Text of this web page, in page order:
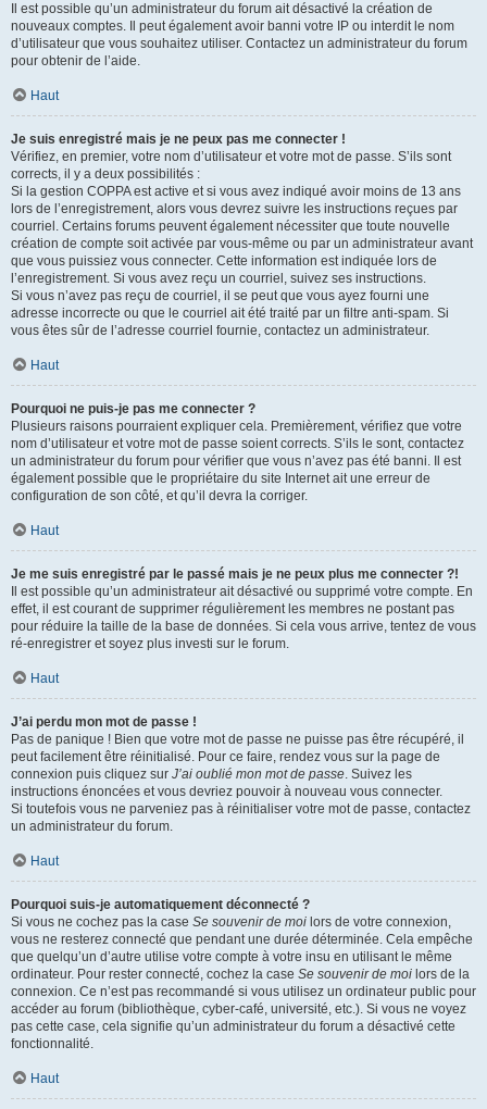
Il est possible qu’un administrateur du forum ait désactivé la création de
nouveaux comptes. Il peut également avoir banni votre IP ou interdit le nom
d’utilisateur que vous souhaitez utiliser. Contactez un administrateur du forum
pour obtenir de l’aide.
Haut
Je suis enregistré mais je ne peux pas me connecter !
Vérifiez, en premier, votre nom d’utilisateur et votre mot de passe. S’ils sont
corrects, il y a deux possibilités :
Si la gestion COPPA est active et si vous avez indiqué avoir moins de 13 ans
lors de l’enregistrement, alors vous devrez suivre les instructions reçues par
courriel. Certains forums peuvent également nécessiter que toute nouvelle
création de compte soit activée par vous-même ou par un administrateur avant
que vous puissiez vous connecter. Cette information est indiquée lors de
l’enregistrement. Si vous avez reçu un courriel, suivez ses instructions.
Si vous n’avez pas reçu de courriel, il se peut que vous ayez fourni une
adresse incorrecte ou que le courriel ait été traité par un filtre anti-spam. Si
vous êtes sûr de l’adresse courriel fournie, contactez un administrateur.
Haut
Pourquoi ne puis-je pas me connecter ?
Plusieurs raisons pourraient expliquer cela. Premièrement, vérifiez que votre
nom d’utilisateur et votre mot de passe soient corrects. S’ils le sont, contactez
un administrateur du forum pour vérifier que vous n’avez pas été banni. Il est
également possible que le propriétaire du site Internet ait une erreur de
configuration de son côté, et qu’il devra la corriger.
Haut
Je me suis enregistré par le passé mais je ne peux plus me connecter ?!
Il est possible qu’un administrateur ait désactivé ou supprimé votre compte. En
effet, il est courant de supprimer régulièrement les membres ne postant pas
pour réduire la taille de la base de données. Si cela vous arrive, tentez de vous
ré-enregistrer et soyez plus investi sur le forum.
Haut
J’ai perdu mon mot de passe !
Pas de panique ! Bien que votre mot de passe ne puisse pas être récupéré, il
peut facilement être réinitialisé. Pour ce faire, rendez vous sur la page de
connexion puis cliquez sur J’ai oublié mon mot de passe. Suivez les
instructions énoncées et vous devriez pouvoir à nouveau vous connecter.
Si toutefois vous ne parveniez pas à réinitialiser votre mot de passe, contactez
un administrateur du forum.
Haut
Pourquoi suis-je automatiquement déconnecté ?
Si vous ne cochez pas la case Se souvenir de moi lors de votre connexion,
vous ne resterez connecté que pendant une durée déterminée. Cela empêche
que quelqu’un d’autre utilise votre compte à votre insu en utilisant le même
ordinateur. Pour rester connecté, cochez la case Se souvenir de moi lors de la
connexion. Ce n’est pas recommandé si vous utilisez un ordinateur public pour
accéder au forum (bibliothèque, cyber-café, université, etc.). Si vous ne voyez
pas cette case, cela signifie qu’un administrateur du forum a désactivé cette
fonctionnalité.
Haut